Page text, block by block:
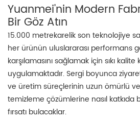
Yuanmei'nin Modern
Bir Göz Atın
15.000 metrekarelik son teknolojiye
her ürünün uluslararası performans
karşılamasını sağlamak için sıkı
uygulamaktadır. Sergi boyunca
ve üretim süreçlerinin uzun ömürlü
temizleme çözümlerine nasıl
fırsatı bulacaklar.